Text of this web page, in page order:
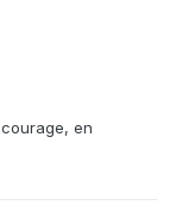
en